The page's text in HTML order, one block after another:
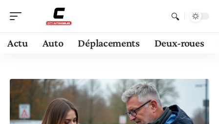
Actu Auto Déplacements Deux-roues